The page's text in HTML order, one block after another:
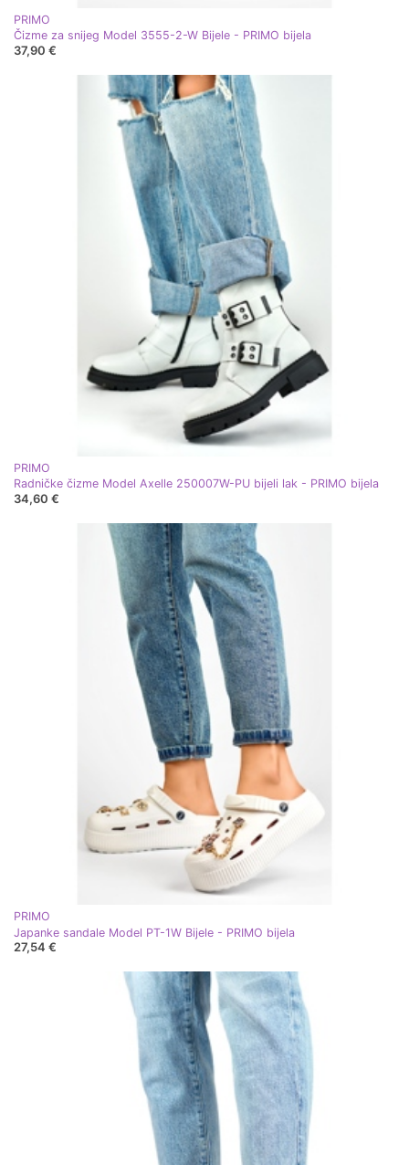
PRIMO
Čizme za snijeg Model 3555-2-W Bijele - PRIMO bijela
37,90 €
PRIMO
Radničke čizme Model Axelle 250007W-PU bijeli lak - PRIMO bijela
34,60 €
PRIMO
Japanke sandale Model PT-1W Bijele - PRIMO bijela
27,54 €